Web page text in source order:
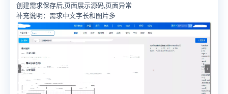
创建需求保存后,页面展示源码,页面异常
补充说明：需求中文字长和图片多